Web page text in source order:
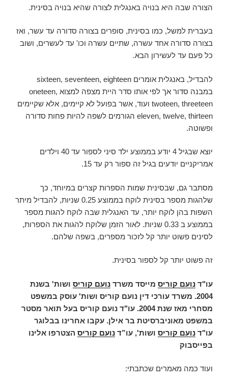
הצורה שבה היא בנויה באנגלית לצורה שהיא בנויה בסינית.
בעברית למשל, כמו בסינית, סופרים בצורה סדורה עד עשר, ואז
בצורה סדורה אחד עשרה, שתיים עשרה וכו' עד לעשרים, ושוב
כל פעם עד לעשירון הבא.
להבדיל, באנגלית אומרים sixteen, seventeen, eighteen
במבנה סדור אך לפי אותו סדר היית מצפה למצוא oneteen,
twoteen, threeteen ועוד, אשר בפועל לא קיימים, אלא שקיימים
eleven, twelve, thirteen הגורמים לשפה להיות פחות סדורה
ופשוטה.
יוצא שבגיל 4 יודע בממוצע ילד סיני לספור עד 40 וילדים
אמריקניים יודעים בגיל זה ספור רק עד 15.
מסתבר גם, שבסינית שמות הספרות קצרים במיוחד, כך
שלהגות מספר בסינית לוקח בממוצע 0.25 שניות, להבדיל מיתר
השפות בהן לוקח יותר, עד האנגלית שבה לוקח להגות מספר
בממוצע ב 0.33 שניות. לאור הזמן שלוקח להגות את הספרות,
לסינים פשוט יותר קל לזכור מספרים, בשפה שלהם.
זה פשוט יותר קל לספור בסינית.
עו"ד נועם קוריס מייסד משרד נועם קוריס ושות' בשנת
2004. משרד עורכי דין נועם קוריס ושות' עוסק במשפט
מסחרי מאז שנת 2004. עו"ד נועם קוריס בעל תואר מסטר
במשפט מאוניברסיטת בר אילן. עקבו אחרינו בבלוגר
עו"ד נועם קוריס ושות', עו”ד נועם קוריס הצטרפו אלינו
בפייסבוק
ועוד כמה מאמרים שכתבתי: